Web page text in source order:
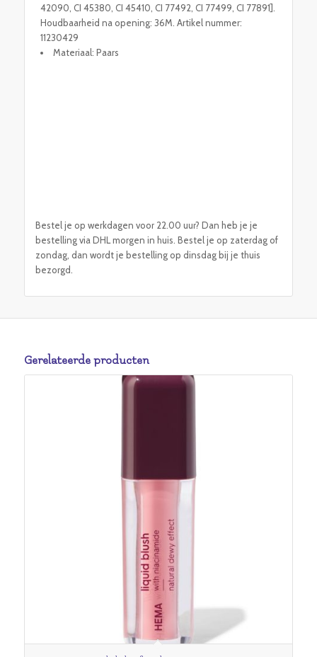
42090, CI 45380, CI 45410, CI 77492, CI 77499, CI 77891].
Houdbaarheid na opening: 36M. Artikel nummer:
11230429
Materiaal: Paars
Bestel je op werkdagen voor 22.00 uur? Dan heb je je
bestelling via DHL morgen in huis. Bestel je op zaterdag of
zondag, dan wordt je bestelling op dinsdag bij je thuis
bezorgd.
Gerelateerde producten